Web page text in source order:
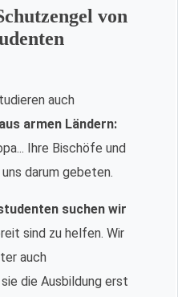
von
auch
armen Ländern:
Ihre Bischöfe und
darum gebeten.
suchen wir
sind zu helfen. Wir
auch
die Ausbildung erst